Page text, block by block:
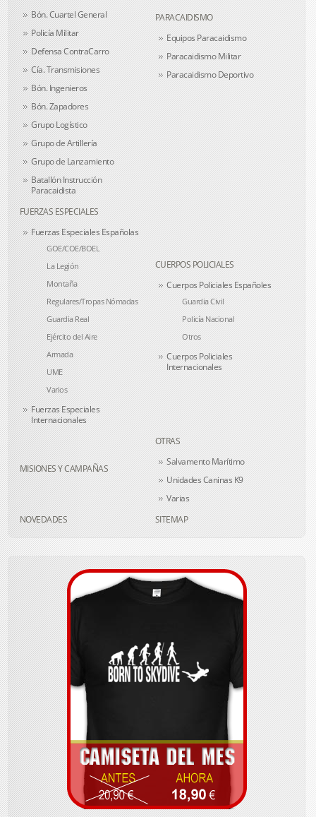
Bón. Cuartel General
Policía Militar
Defensa ContraCarro
Cía. Transmisiones
Bón. Ingenieros
Bón. Zapadores
Grupo Logístico
Grupo de Artillería
Grupo de Lanzamiento
Batallón Instrucción
Paracaidista
PARACAIDISMO
Equipos Paracaidismo
Paracaidismo Militar
Paracaidismo Deportivo
FUERZAS ESPECIALES
Fuerzas Especiales Españolas
GOE/COE/BOEL
La Legión
Montaña
Regulares/Tropas Nómadas
Guardia Real
Ejército del Aire
Armada
UME
Varios
Fuerzas Especiales
Internacionales
CUERPOS POLICIALES
Cuerpos Policiales Españoles
Guardia Civil
Policía Nacional
Otros
Cuerpos Policiales
Internacionales
MISIONES Y CAMPAÑAS
OTRAS
Salvamento Marítimo
Unidades Caninas K9
Varias
NOVEDADES
SITEMAP